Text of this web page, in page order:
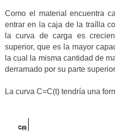
Como el material encuentra
entrar en la caja de la traílla
la curva de carga es
superior, que es la mayor
la cual la misma cantidad de
derramado por su parte
La curva C=C(t) tendría una